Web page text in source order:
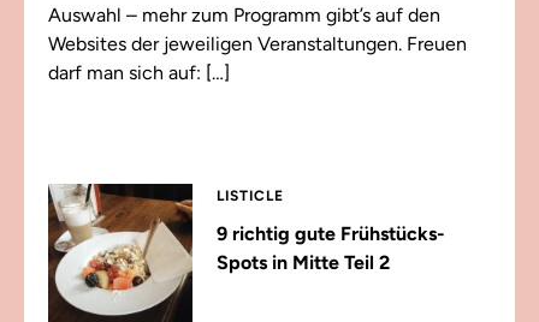
Auswahl – mehr zum Programm gibt’s auf den
Websites der jeweiligen Veranstaltungen. Freuen
darf man sich auf: […]
LISTICLE
9 richtig gute Frühstücks-
Spots in Mitte Teil 2